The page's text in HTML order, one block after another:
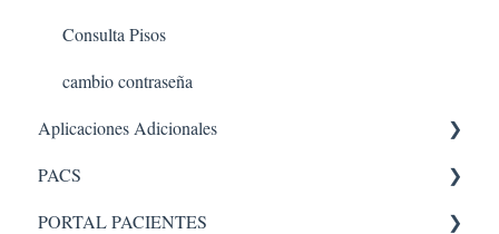
Consulta Pisos
cambio contraseña
Aplicaciones Adicionales
Aplicaciones internas
PACS
PACS 5
PORTAL PACIENTES